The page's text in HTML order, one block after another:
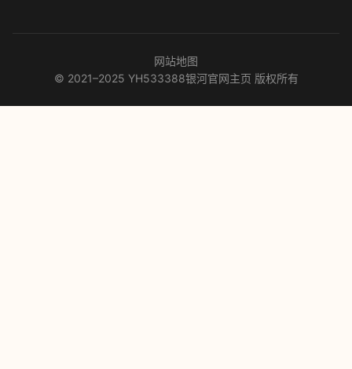
网站地图
© 2021–2025 YH533388银河官网主页 版权所有